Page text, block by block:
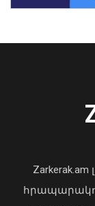
08 Օգոստոս,
Առանց